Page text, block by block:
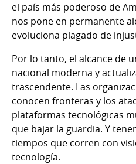
el país más poderoso de
nos pone en permanente
evoluciona plagado de
Por lo tanto, el alcance de
nacional moderna y
trascendente. Las
conocen fronteras y los
plataformas tecnológicas
que bajar la guardia. Y
tiempos que corren con
tecnología.